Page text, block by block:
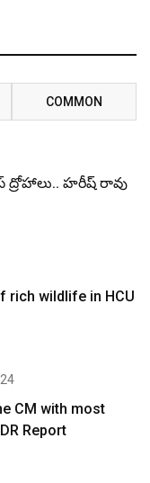
COMMON
ద్రోహాలు.. హరీష్ రావు
rich wildlife in HCU
CM with most
Report